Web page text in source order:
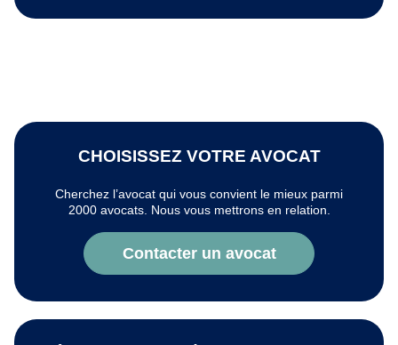
CHOISISSEZ VOTRE AVOCAT
Cherchez l’avocat qui vous convient le mieux parmi
2000 avocats. Nous vous mettrons en relation.
Contacter un avocat